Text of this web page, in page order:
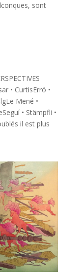
sont
• CurtisErró •
Mené •
• Stämpfli •
il est plus